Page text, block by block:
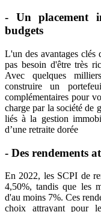
- Un placement
budgets
L'un des avantages clés
pas besoin d'être très
Avec quelques
construire un
complémentaires pour
charge par la société de
liés à la gestion
d’une retraite dorée
- Des rendements
En 2022, les SCPI de
4,50%, tandis que les
d'au moins 7%. Ces
choix attrayant pour